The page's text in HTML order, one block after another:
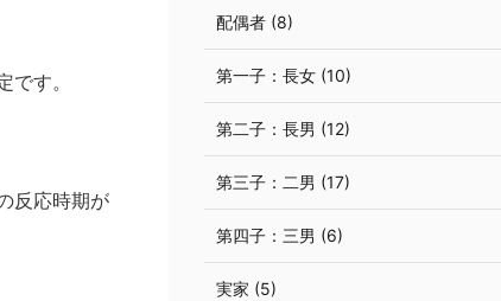
す。
反応時期が
配偶者 (8)
第一子：長女 (10)
第二子：長男 (12)
第三子：二男 (17)
第四子：三男 (6)
実家 (5)